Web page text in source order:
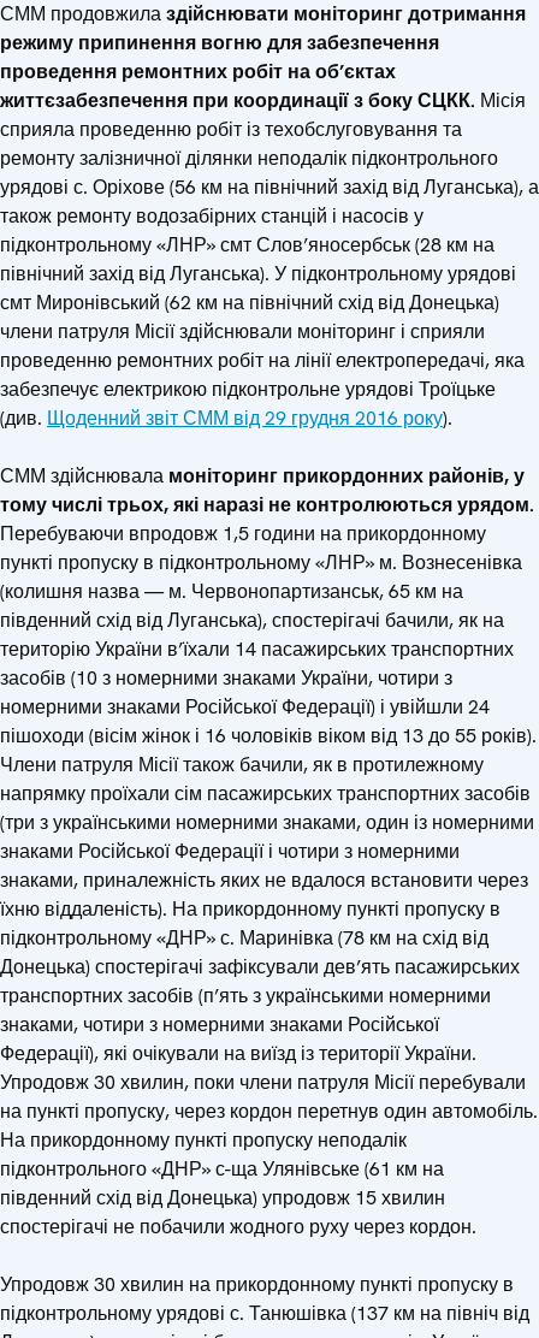
СММ продовжилаздійснювати моніторинг дотримання
режиму припинення вогню для забезпечення
проведення ремонтних робіт на об’єктах
життєзабезпечення при координації з боку СЦКК. Місія
сприяла проведенню робіт із техобслуговування та
ремонту залізничної ділянки неподалік підконтрольного
урядові с. Оріхове (56 км на північний захід від Луганська), а
також ремонту водозабірних станцій і насосів у
підконтрольному «ЛНР» смт Слов’яносербськ (28 км на
північний захід від Луганська). У підконтрольному урядові
смт Миронівський (62 км на північний схід від Донецька)
члени патруля Місії здійснювали моніторинг і сприяли
проведенню ремонтних робіт на лінії електропередачі, яка
забезпечує електрикою підконтрольне урядові Троїцьке
(див. Щоденний звіт СММ від 29 грудня 2016 року).
СММ здійснювала моніторинг прикордонних районів, у
тому числі трьох, які наразі не контролюються урядом.
Перебуваючи впродовж 1,5 години на прикордонному
пункті пропуску в підконтрольному «ЛНР» м. Вознесенівка
(колишня назва — м. Червонопартизанськ, 65 км на
південний схід від Луганська), спостерігачі бачили, як на
територію України в’їхали 14 пасажирських транспортних
засобів (10 з номерними знаками України, чотири з
номерними знаками Російської Федерації) і увійшли 24
пішоходи (вісім жінок і 16 чоловіків віком від 13 до 55 років).
Члени патруля Місії також бачили, як в протилежному
напрямку проїхали сім пасажирських транспортних засобів
(три з українськими номерними знаками, один із номерними
знаками Російської Федерації і чотири з номерними
знаками, приналежність яких не вдалося встановити через
їхню віддаленість). На прикордонному пункті пропуску в
підконтрольному «ДНР» с. Маринівка (78 км на схід від
Донецька) спостерігачі зафіксували дев’ять пасажирських
транспортних засобів (п’ять з українськими номерними
знаками, чотири з номерними знаками Російської
Федерації), які очікували на виїзд із території України.
Упродовж 30 хвилин, поки члени патруля Місії перебували
на пункті пропуску, через кордон перетнув один автомобіль.
На прикордонному пункті пропуску неподалік
підконтрольного «ДНР» с-ща Улянівське (61 км на
південний схід від Донецька) упродовж 15 хвилин
спостерігачі не побачили жодного руху через кордон.
Упродовж 30 хвилин на прикордонному пункті пропуску в
підконтрольному урядові с. Танюшівка (137 км на північ від